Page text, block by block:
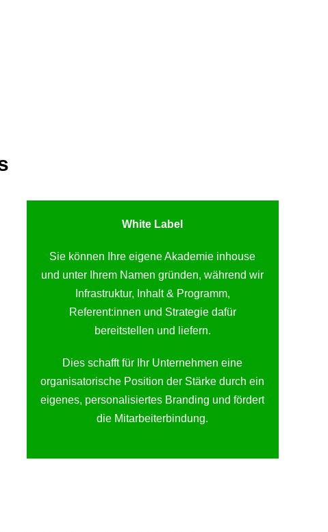
White Label
Sie können Ihre eigene Akademie inhouse
und unter Ihrem Namen gründen, während wir
Infrastruktur, Inhalt & Programm,
Referent:innen und Strategie dafür
bereitstellen und liefern.
Dies schafft für Ihr Unternehmen eine
organisatorische Position der Stärke durch ein
eigenes, personalisiertes Branding und fördert
die Mitarbeiterbindung.